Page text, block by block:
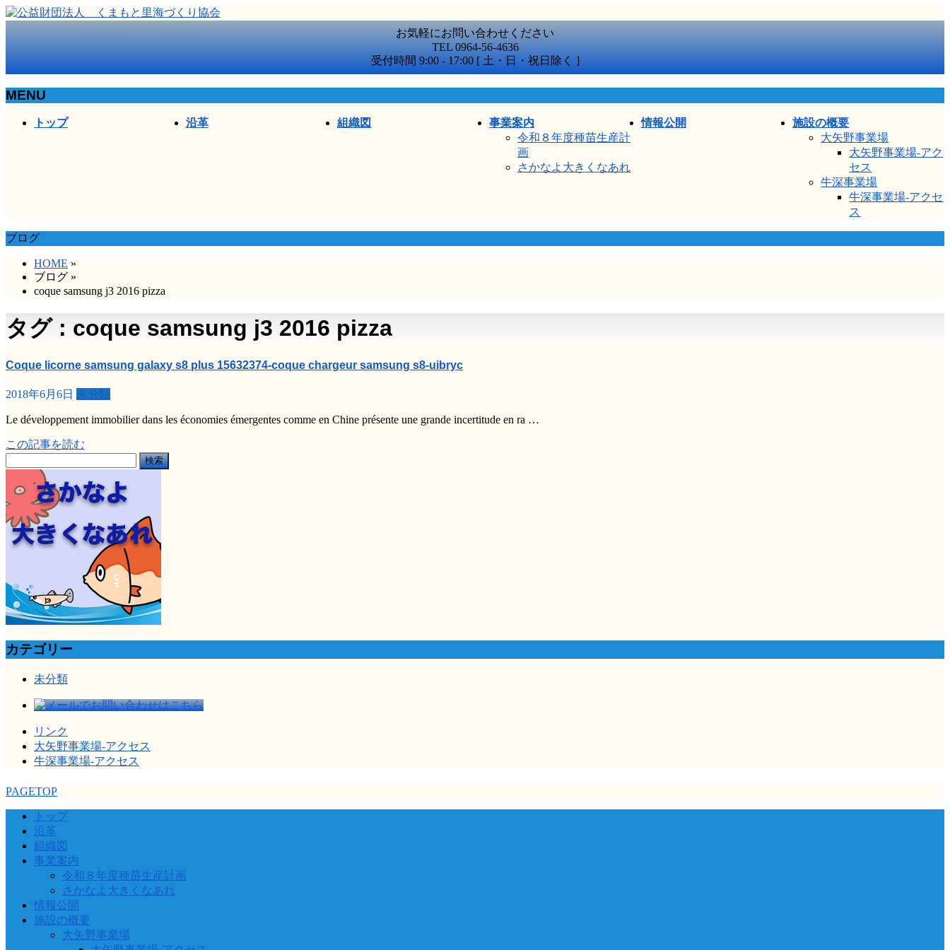
お気軽にお問い合わせください
TEL 0964-56-4636
受付時間 9:00 - 17:00 [ 土・日・祝日除く ]
MENU
トップ 沿革 組織図
事業案内
令和８年度種苗生産計
画
さかなよ大きくなあれ
情報公開
施設の概要
大矢野事業場
大矢野事業場-アク
セス
牛深事業場
牛深事業場-アクセ
ス
ブログ
HOME »
ブログ »
coque samsung j3 2016 pizza
タグ : coque samsung j3 2016 pizza
Coque licorne samsung galaxy s8 plus 15632374-coque chargeur samsung s8-uibryc
2018年6月6日 未分類
Le développement immobilier dans les économies émergentes comme en Chine présente une grande incertitude en ra …
この記事を読む
索:
カテゴリー
未分類
リンク
大矢野事業場-アクセス
牛深事業場-アクセス
PAGETOP
トップ
沿革
組織図
事業案内
令和８年度種苗生産計画
さかなよ大きくなあれ
情報公開
施設の概要
大矢野事業場